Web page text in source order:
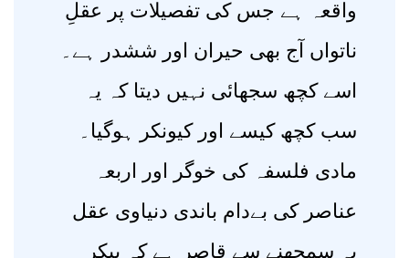
واقعہ ہے جس کی تفصیلات پر عقلِ
ناتواں آج بھی حیران اور ششدر ہے۔
اسے کچھ سجھائی نہیں دیتا کہ یہ
سب کچھ کیسے اور کیونکر ہوگیا۔
مادی فلسفہ کی خوگر اور اربعہ
عناصر کی بےدام باندی دنیاوی عقل
یہ سمجھنے سے قاصر ہے کہ پیکر